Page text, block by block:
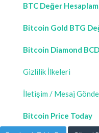
BTC Değer
Bitcoin Gold BTG
Bitcoin Diamond
Gizlilik İlkeleri
İletişim / Mesaj
Bitcoin Price Today